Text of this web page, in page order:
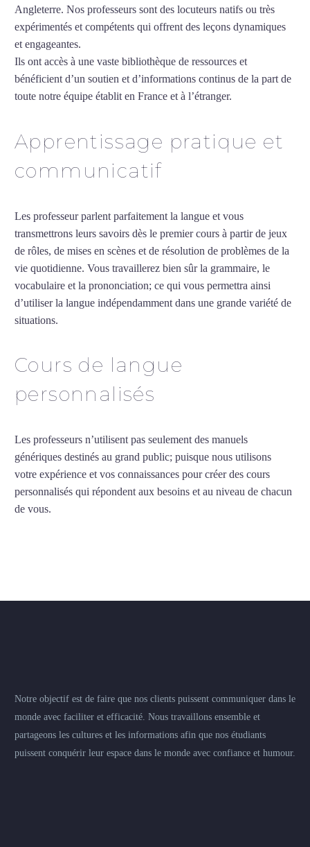
Angleterre. Nos professeurs sont des locuteurs natifs ou très
expérimentés et compétents qui offrent des leçons dynamiques
et engageantes.
Ils ont accès à une vaste bibliothèque de ressources et
bénéficient d’un soutien et d’informations continus de la part de
toute notre équipe établit en France et à l’étranger.
Apprentissage pratique et
communicatif
Les professeur parlent parfaitement la langue et vous
transmettrons leurs savoirs dès le premier cours à partir de jeux
de rôles, de mises en scènes et de résolution de problèmes de la
vie quotidienne. Vous travaillerez bien sûr la grammaire, le
vocabulaire et la prononciation; ce qui vous permettra ainsi
d’utiliser la langue indépendamment dans une grande variété de
situations.
Cours de langue
personnalisés
Les professeurs n’utilisent pas seulement des manuels
génériques destinés au grand public; puisque nous utilisons
votre expérience et vos connaissances pour créer des cours
personnalisés qui répondent aux besoins et au niveau de chacun
de vous.
Notre objectif est de faire que nos clients puissent communiquer dans le
monde avec faciliter et efficacité. Nous travaillons ensemble et
partageons les cultures et les informations afin que nos étudiants
puissent conquérir leur espace dans le monde avec confiance et humour.